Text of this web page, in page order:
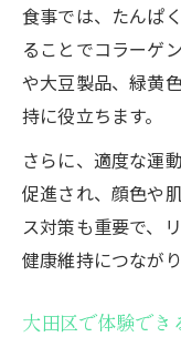
食事では、たんぱ
ることでコラーゲ
や大豆製品、緑黄
持に役立ちます。
さらに、適度な運
促進され、顔色や
ス対策も重要で、
健康維持につながり
大田区で体験でき